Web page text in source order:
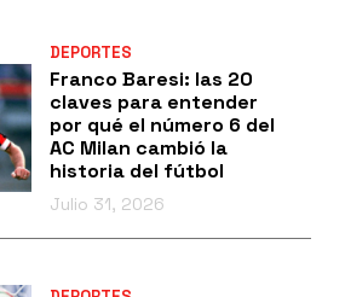
DEPORTES
Franco Baresi: las 20
claves para entender
por qué el número 6 del
AC Milan cambió la
historia del fútbol
Julio 31, 2026